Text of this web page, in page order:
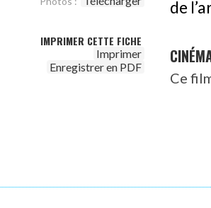
IMPRIMER CETTE FICHE
Imprimer
Enregistrer en PDF
de
Ce